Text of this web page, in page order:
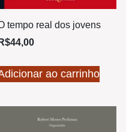
tempo real dos jovens
R$44,00
ao carrinho